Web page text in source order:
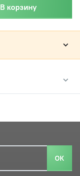
В корзину
ОК